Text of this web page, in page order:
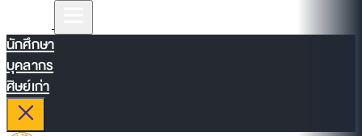
นักศึกษา
บุคลากร
ศิษย์เก่า